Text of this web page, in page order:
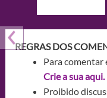
REGRAS DOS
Para comentar
Crie a sua aqui.
Proibido